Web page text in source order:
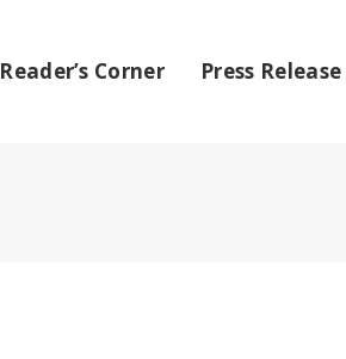
Reader’s Corner Press Release